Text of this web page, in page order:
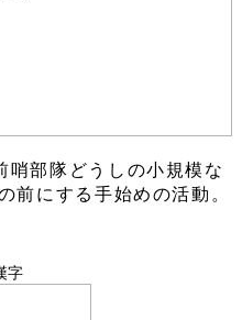
部隊どうしの小規模な
前にする手始めの活動。
字